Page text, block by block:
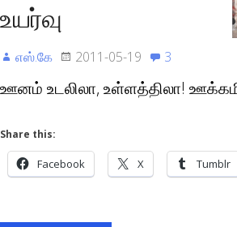
உயர்வு
எஸ்.கே 2011-05-19 3
ஊனம் உடலிலா, உள்ளத்திலா!
Share this:
Facebook X Tumblr